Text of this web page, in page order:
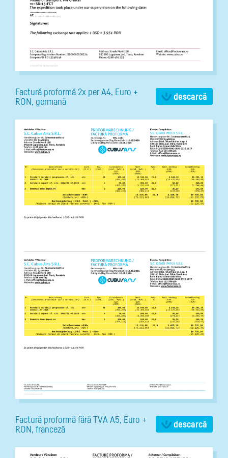
Factură proformă 2x per A4, Euro +
RON, germană
descarcă
Factură proformă fără TVA A5, Euro +
RON, franceză
descarcă